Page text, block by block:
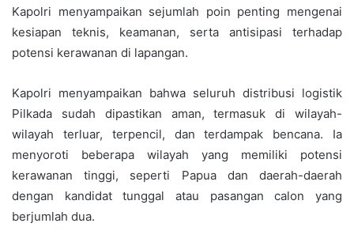
Kapolri menyampaikan sejumlah poin penting mengenai
kesiapan teknis, keamanan, serta antisipasi terhadap
potensi kerawanan di lapangan.
Kapolri menyampaikan bahwa seluruh distribusi logistik
Pilkada sudah dipastikan aman, termasuk di wilayah-
wilayah terluar, terpencil, dan terdampak bencana. Ia
menyoroti beberapa wilayah yang memiliki potensi
kerawanan tinggi, seperti Papua dan daerah-daerah
dengan kandidat tunggal atau pasangan calon yang
berjumlah dua.